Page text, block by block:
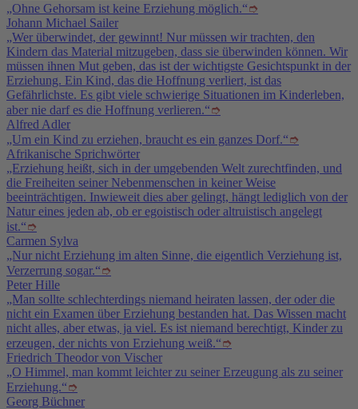
„Ohne Gehorsam ist keine Erziehung möglich.“➮
Johann Michael Sailer
„Wer überwindet, der gewinnt! Nur müssen wir trachten, den
Kindern das Material mitzugeben, dass sie überwinden können. Wir
müssen ihnen Mut geben, das ist der wichtigste Gesichtspunkt in der
Erziehung. Ein Kind, das die Hoffnung verliert, ist das
Gefährlichste. Es gibt viele schwierige Situationen im Kinderleben,
aber nie darf es die Hoffnung verlieren.“➮
Alfred Adler
„Um ein Kind zu erziehen, braucht es ein ganzes Dorf.“➮
Afrikanische Sprichwörter
„Erziehung heißt, sich in der umgebenden Welt zurechtfinden, und
die Freiheiten seiner Nebenmenschen in keiner Weise
beeinträchtigen. Inwieweit dies aber gelingt, hängt lediglich von der
Natur eines jeden ab, ob er egoistisch oder altruistisch angelegt
ist.“➮
Carmen Sylva
„Nur nicht Erziehung im alten Sinne, die eigentlich Verziehung ist,
Verzerrung sogar.“➮
Peter Hille
„Man sollte schlechterdings niemand heiraten lassen, der oder die
nicht ein Examen über Erziehung bestanden hat. Das Wissen macht
nicht alles, aber etwas, ja viel. Es ist niemand berechtigt, Kinder zu
erzeugen, der nichts von Erziehung weiß.“➮
Friedrich Theodor von Vischer
„O Himmel, man kommt leichter zu seiner Erzeugung als zu seiner
Erziehung.“➮
Georg Büchner